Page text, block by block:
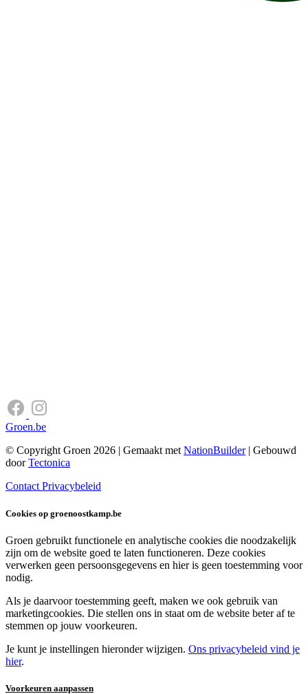
Groen.be
© Copyright Groen 2026 | Gemaakt metNationBuilder| Gebouwd
doorTectonica
ContactPrivacybeleid
Cookies op groenoostkamp.be
Groen gebruikt functionele en analytische cookies die noodzakelijk
zijn om de website goed te laten functioneren. Deze cookies
verwerken geen persoonsgegevens en hier is geen toestemming voor
nodig.
Als je daarvoor toestemming geeft, maken we ook gebruik van
marketingcookies. Die stellen ons in staat om de website beter af te
stemmen op jouw voorkeuren.
Je kunt je instellingen hieronder wijzigen. Ons privacybeleid vind je
hier.
Voorkeuren aanpassen